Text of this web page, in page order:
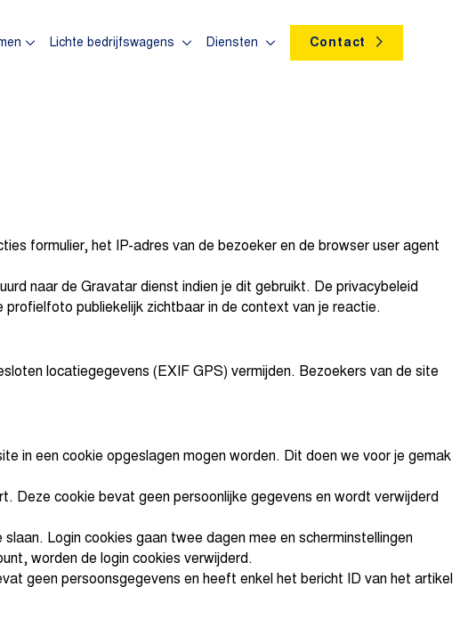
Lichte bedrijfswagens Diensten Contact
formulier, het IP-adres van de bezoeker en de browser user agent
naar de Gravatar dienst indien je dit gebruikt. De privacybeleid
publiekelijk zichtbaar in de context van je reactie.
locatiegegevens (EXIF GPS) vermijden. Bezoekers van de site
in een cookie opgeslagen mogen worden. Dit doen we voor je gemak
Deze cookie bevat geen persoonlijke gegevens en wordt verwijderd
Login cookies gaan twee dagen mee en scherminstellingen
worden de login cookies verwijderd.
geen persoonsgegevens en heeft enkel het bericht ID van het artikel